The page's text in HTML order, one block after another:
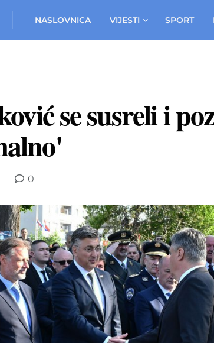
NASLOVNICA VIJESTI SPORT
se susreli i
0